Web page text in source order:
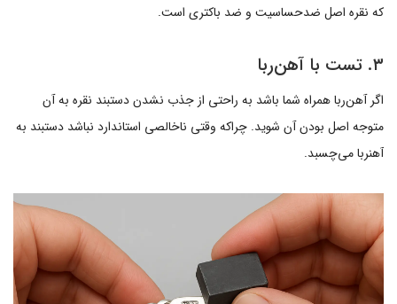
که نقره اصل ضدحساسیت و ضد باکتری است.
۳. تست با آهن‌ربا
اگر آهن‌ربا همراه شما باشد به راحتی از جذب نشدن دستبند نقره به آن
متوجه اصل بودن آن شوید. چراکه وقتی ناخالصی استاندارد نباشد دستبند به
آهنربا می‌چسبد.